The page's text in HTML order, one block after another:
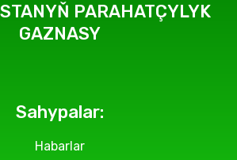
PARAHATÇYLYK
GAZNASY
Sahypalar:
Habarlar